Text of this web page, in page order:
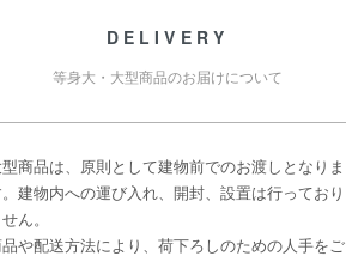
DELIVERY
等身大・大型商品のお届けについて
商品は、原則として建物前でのお渡しとなりま
建物内への運び入れ、開封、設置は行っており
ん。
や配送方法により、荷下ろしのための人手をご